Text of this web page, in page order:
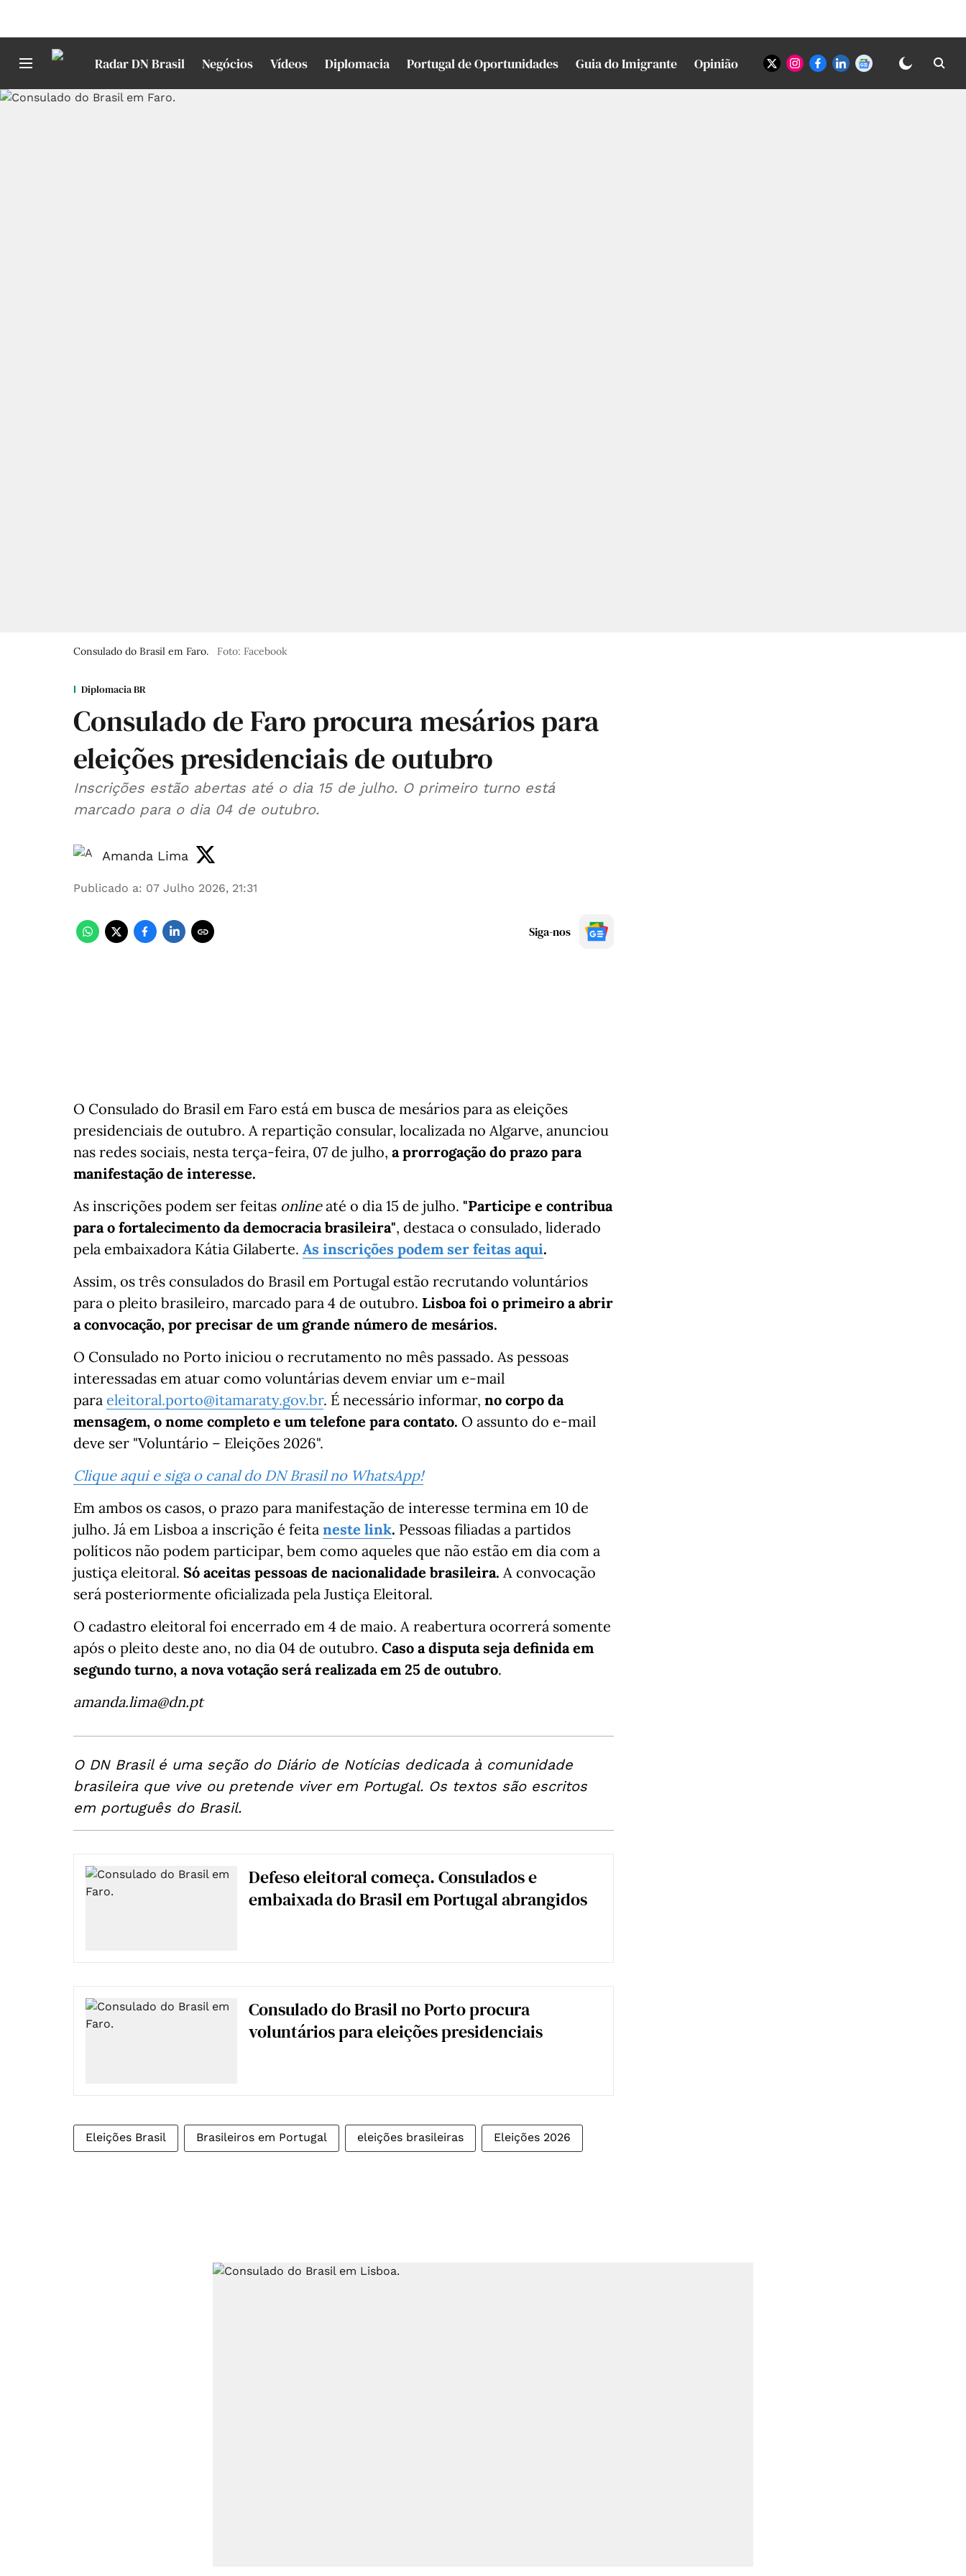
Radar DN Brasil Negócios Vídeos Diplomacia Portugal de Oportunidades Guia do Imigrante Opinião
Consulado do Brasil em Faro. Foto: Facebook
Diplomacia BR
Consulado de Faro procura mesários para
eleições presidenciais de outubro
Inscrições estão abertas até o dia 15 de julho. O primeiro turno está
marcado para o dia 04 de outubro.
Amanda Lima
Publicado a: 07 Julho 2026, 21:31
Siga-nos
O Consulado do Brasil em Faro está em busca de mesários para as eleições
presidenciais de outubro. A repartição consular, localizada no Algarve, anunciou
nas redes sociais, nesta terça-feira, 07 de julho, a prorrogação do prazo para
manifestação de interesse.
As inscrições podem ser feitas onlineaté o dia 15 de julho. "Participe e contribua
para o fortalecimento da democracia brasileira", destaca o consulado, liderado
pela embaixadora Kátia Gilaberte. As inscrições podem ser feitas aqui.
Assim, os três consulados do Brasil em Portugal estão recrutando voluntários
para o pleito brasileiro, marcado para 4 de outubro. Lisboa foi o primeiro a abrir
a convocação, por precisar de um grande número de mesários.
O Consulado no Porto iniciou o recrutamento no mês passado. As pessoas
interessadas em atuar como voluntárias devem enviar um e-mail
para eleitoral.porto@itamaraty.gov.br. É necessário informar, no corpo da
mensagem, o nome completo e um telefone para contato. O assunto do e-mail
deve ser "Voluntário – Eleições 2026".
Clique aqui e siga o canal do DN Brasil no WhatsApp!
Em ambos os casos, o prazo para manifestação de interesse termina em 10 de
julho. Já em Lisboa a inscrição é feita neste link. Pessoas filiadas a partidos
políticos não podem participar, bem como aqueles que não estão em dia com a
justiça eleitoral. Só aceitas pessoas de nacionalidade brasileira. A convocação
será posteriormente oficializada pela Justiça Eleitoral.
O cadastro eleitoral foi encerrado em 4 de maio. A reabertura ocorrerá somente
após o pleito deste ano, no dia 04 de outubro. Caso a disputa seja definida em
segundo turno, a nova votação será realizada em 25 de outubro.
amanda.lima@dn.pt
O DN Brasil é uma seção do Diário de Notícias dedicada à comunidade
brasileira que vive ou pretende viver em Portugal. Os textos são escritos
em português do Brasil.
Defeso eleitoral começa. Consulados e
embaixada do Brasil em Portugal abrangidos
Consulado do Brasil no Porto procura
voluntários para eleições presidenciais
Eleições Brasil Brasileiros em Portugal eleições brasileiras Eleições 2026